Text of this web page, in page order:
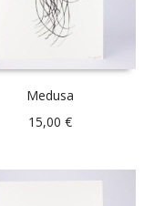
Medusa
15,00€